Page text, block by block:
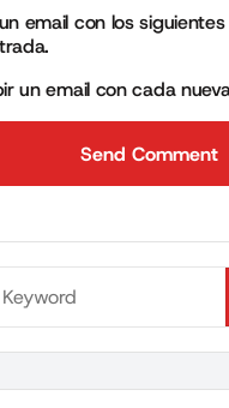
email con los
un email con cada
Send Comment